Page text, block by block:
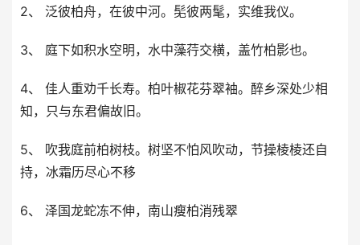
2、 泛彼柏舟，在彼中河。髧彼两髦，实维我仪。
3、 庭下如积水空明，水中藻荇交横，盖竹柏影也。
4、 佳人重劝千长寿。柏叶椒花芬翠袖。醉乡深处少相
知，只与东君偏故旧。
5、 吹我庭前柏树枝。树坚不怕风吹动，节操棱棱还自
持，冰霜历尽心不移
6、 泽国龙蛇冻不伸，南山瘦柏消残翠